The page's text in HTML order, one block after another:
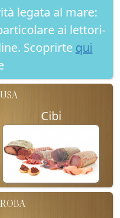
legata al mare:
ai lettori-
Scoprirte qui
Cibi